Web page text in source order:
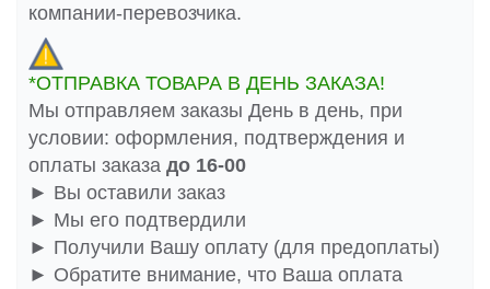
компании-перевозчика.
*ОТПРАВКА ТОВАРА В ДЕНЬ ЗАКАЗА!
Мы отправляем заказы День в день, при
условии: оформления, подтверждения и
оплаты заказа до 16-00
► Вы оставили заказ
► Мы его подтвердили
► Получили Вашу оплату (для предоплаты)
► Обратите внимание, что Ваша оплата